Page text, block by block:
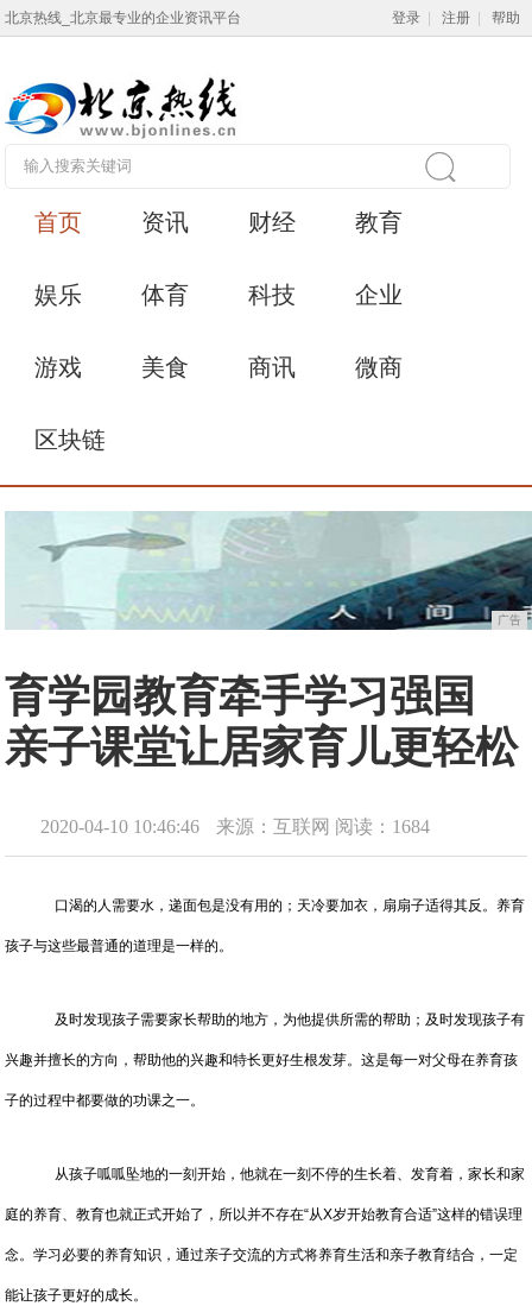
北京热线_北京最专业的企业资讯平台 登录 注册 帮助
首页 资讯 财经 教育
娱乐 体育 科技 企业
游戏 美食 商讯 微商
区块链
广告
育学园教育牵手学习强国
亲子课堂让居家育儿更轻松
2020-04-10 10:46:46 来源：互联网 阅读：1684
口渴的人需要水，递面包是没有用的；天冷要加衣，扇扇子适得其反。养育
孩子与这些最普通的道理是一样的。
及时发现孩子需要家长帮助的地方，为他提供所需的帮助；及时发现孩子有
兴趣并擅长的方向，帮助他的兴趣和特长更好生根发芽。这是每一对父母在养育孩
子的过程中都要做的功课之一。
从孩子呱呱坠地的一刻开始，他就在一刻不停的生长着、发育着，家长和家
庭的养育、教育也就正式开始了，所以并不存在“从X岁开始教育合适”这样的错误理
念。学习必要的养育知识，通过亲子交流的方式将养育生活和亲子教育结合，一定
能让孩子更好的成长。